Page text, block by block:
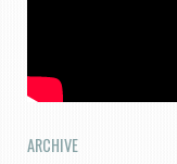
ARCHIVE